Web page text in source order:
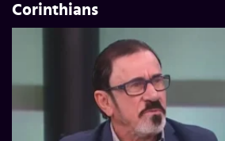
Corinthians